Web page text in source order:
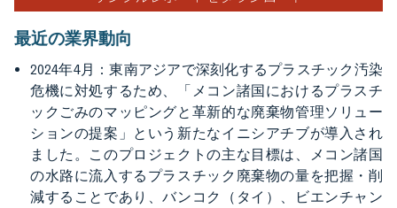
最近の業界動向
2024年4月：東南アジアで深刻化するプラスチック汚染
危機に対処するため、「メコン諸国におけるプラスチ
ックごみのマッピングと革新的な廃棄物管理ソリュー
ションの提案」という新たなイニシアチブが導入され
ました。このプロジェクトの主な目標は、メコン諸国
の水路に流入するプラスチック廃棄物の量を把握・削
減することであり、バンコク（タイ）、ビエンチャン